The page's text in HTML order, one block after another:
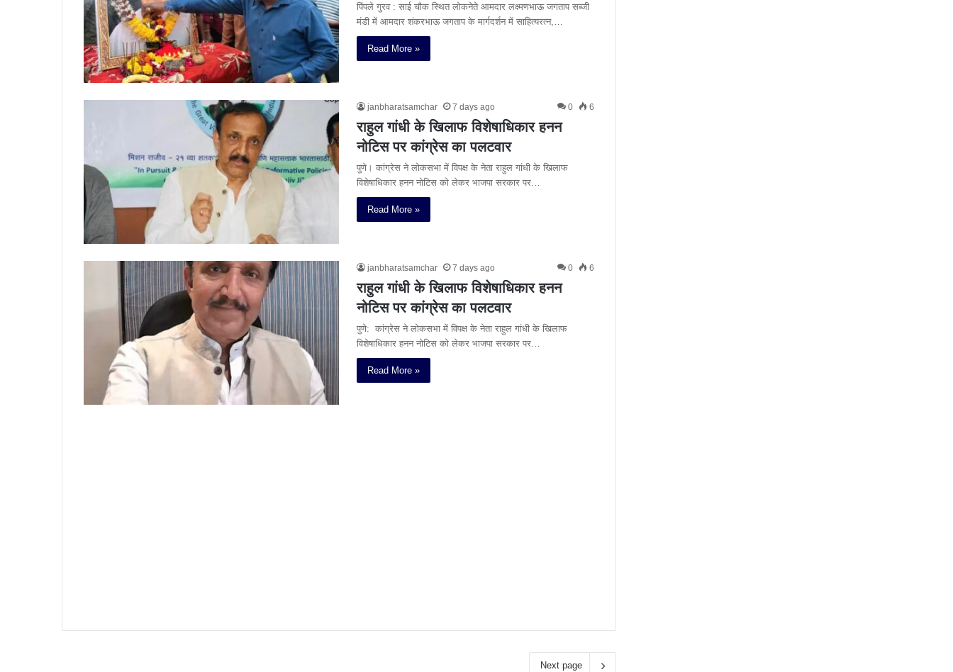
पिंपले गुरव : साई चौक स्थित लोकनेते आमदार लक्ष्मणभाऊ जगताप सब्जी
मंडी में आमदार शंकरभाऊ जगताप के मार्गदर्शन में साहित्यरत्न,…
Read More »
janbharatsamchar 7 days ago 0 6
राहुल गांधी के खिलाफ विशेषाधिकार हनन
नोटिस पर कांग्रेस का पलटवार
पुणे। कांग्रेस ने लोकसभा में विपक्ष के नेता राहुल गांधी के खिलाफ
विशेषाधिकार हनन नोटिस को लेकर भाजपा सरकार पर…
Read More »
janbharatsamchar 7 days ago 0 6
राहुल गांधी के खिलाफ विशेषाधिकार हनन
नोटिस पर कांग्रेस का पलटवार
पुणे: कांग्रेस ने लोकसभा में विपक्ष के नेता राहुल गांधी के खिलाफ
विशेषाधिकार हनन नोटिस को लेकर भाजपा सरकार पर…
Read More »
Next page